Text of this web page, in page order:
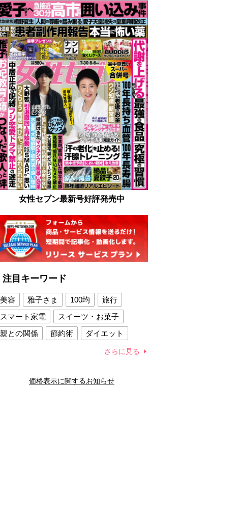
女性セブン最新号好評発売中
注目キーワード
美容 雅子さま 100均
旅行
スマート家電
スイーツ・お菓子
親との関係
節約術
ダイエット
夫との関係
新津春子 どか食い
さらに見る
価格表示に関するお知らせ